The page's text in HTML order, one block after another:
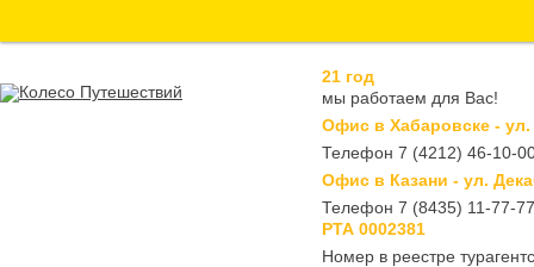
21 год
мы работаем для Вас!
Офис в Хабаровске - ул.
Телефон 7 (4212) 46-10-
Офис в Казани - ул.
Телефон 7 (8435) 11-77-77
РТА 0002381
Номер в реестре